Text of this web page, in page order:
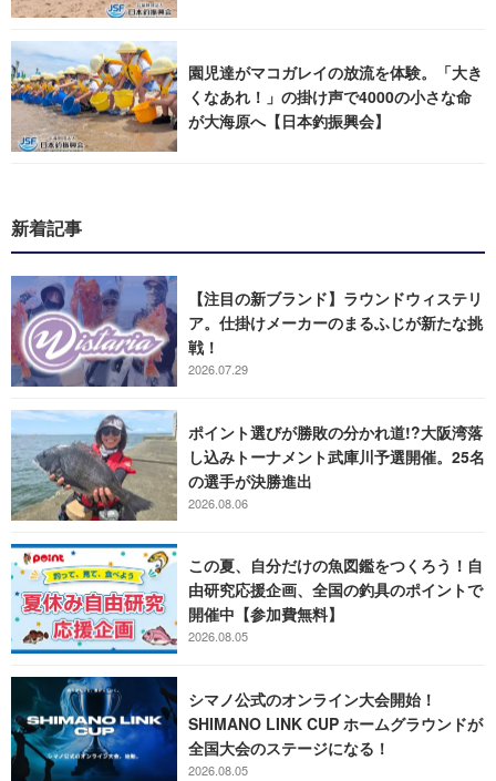
園児達がマコガレイの放流を体験。「大き
くなあれ！」の掛け声で4000の小さな命
が大海原へ【日本釣振興会】
新着記事
【注目の新ブランド】ラウンドウィステリ
ア。仕掛けメーカーのまるふじが新たな挑
戦！
2026.07.29
ポイント選びが勝敗の分かれ道!?大阪湾落
し込みトーナメント武庫川予選開催。25名
の選手が決勝進出
2026.08.06
この夏、自分だけの魚図鑑をつくろう！自
由研究応援企画、全国の釣具のポイントで
開催中【参加費無料】
2026.08.05
シマノ公式のオンライン大会開始！
SHIMANO LINK CUP ホームグラウンドが
全国大会のステージになる！
2026.08.05